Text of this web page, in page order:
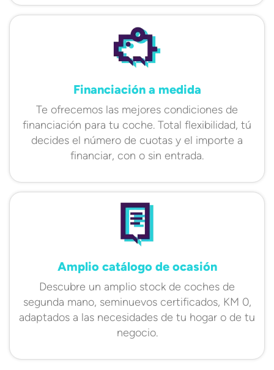
Financiación a medida
Te ofrecemos las mejores condiciones de
financiación para tu coche. Total flexibilidad, tú
decides el número de cuotas y el importe a
financiar, con o sin entrada.
Amplio catálogo de ocasión
Descubre un amplio stock de coches de
segunda mano, seminuevos certificados, KM 0,
adaptados a las necesidades de tu hogar o de tu
negocio.